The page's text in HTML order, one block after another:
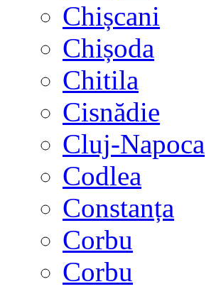
Chișcani
Chișoda
Chitila
Cisnădie
Cluj-Napoca
Codlea
Constanța
Corbu
Corbu